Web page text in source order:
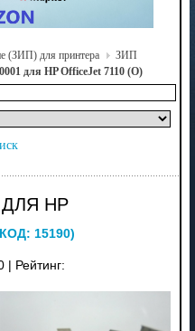
(ЗИП) для принтера
ЗИП
для HP OfficeJet 7110 (О)
HP
15190)
Рейтинг: